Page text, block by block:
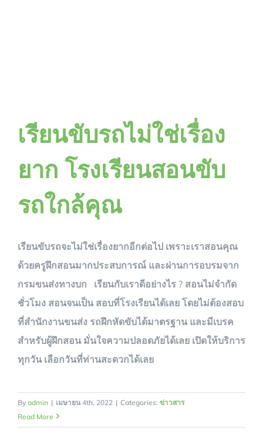
เรียนขับรถไม่ใช่เรื่อง
ยาก โรงเรียนสอนขับ
รถใกล้คุณ
เรียนขับรถจะไม่ใช่เรื่องยากอีกต่อไป เพราะเราสอนคุณ
ด้วยครูฝึกสอนมากประสบการณ์ และผ่านการอบรมจาก
กรมขนส่งทางบก เรียนกับเราดีอย่างไร ? สอนไม่จำกัด
ชั่วโมง สอนจนเป็น สอบที่โรงเรียนได้เลย โดยไม่ต้องสอบ
ที่สำนักงานขนส่ง รถฝึกหัดขับได้มาตรฐาน และมีเบรค
สำหรับผู้ฝึกสอน มั่นใจความปลอดภัยได้เลย เปิดให้บริการ
ทุกวัน เลือกวันที่ท่านสะดวกได้เลย
By admin | เมษายน 4th, 2022 | Categories: ข่าวสาร
Read More